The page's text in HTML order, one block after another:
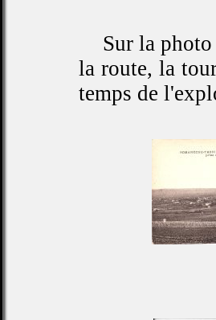
Sur la
la route, la
temps de